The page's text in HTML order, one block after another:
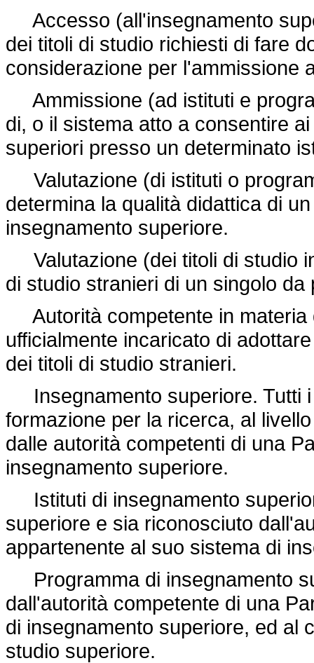
Accesso (all'insegnamento
dei titoli di studio richiesti di fare
considerazione per l'ammissione
Ammissione (ad istituti e
di, o il sistema atto a consentire
superiori presso un determinato
Valutazione (di istituti o
determina la qualità didattica di
insegnamento superiore.
Valutazione (dei titoli di studio
di studio stranieri di un singolo
Autorità competente in materia
ufficialmente incaricato di
dei titoli di studio stranieri.
Insegnamento superiore. Tutti
formazione per la ricerca, al
dalle autorità competenti di una
insegnamento superiore.
Istituti di insegnamento
superiore e sia riconosciuto
appartenente al suo sistema di
Programma di insegnamento
dall'autorità competente di una
di insegnamento superiore, ed al
studio superiore.